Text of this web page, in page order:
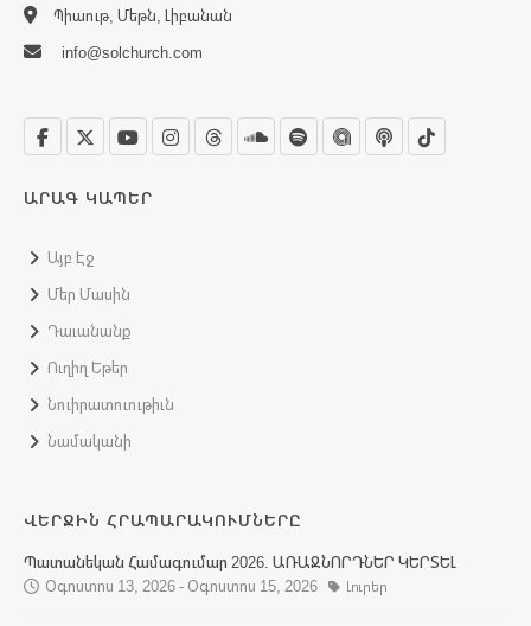
Պիաութ, Մեթն, Լիբանան
info@solchurch.com
ԱՐԱԳ ԿԱՊԵՐ
Այբ Էջ
Մեր Մասին
Դաւանանք
Ուղիղ Եթեր
Նուիրատուութիւն
Նամականի
ՎԵՐՋԻՆ ՀՐԱՊԱՐԱԿՈՒՄՆԵՐԸ
Պատանեկան Համագումար 2026. ԱՌԱՋՆՈՐԴՆԵՐ ԿԵՐՏԵԼ
Օգոստոս 13, 2026 - Օգոստոս 15, 2026
Լուրեր